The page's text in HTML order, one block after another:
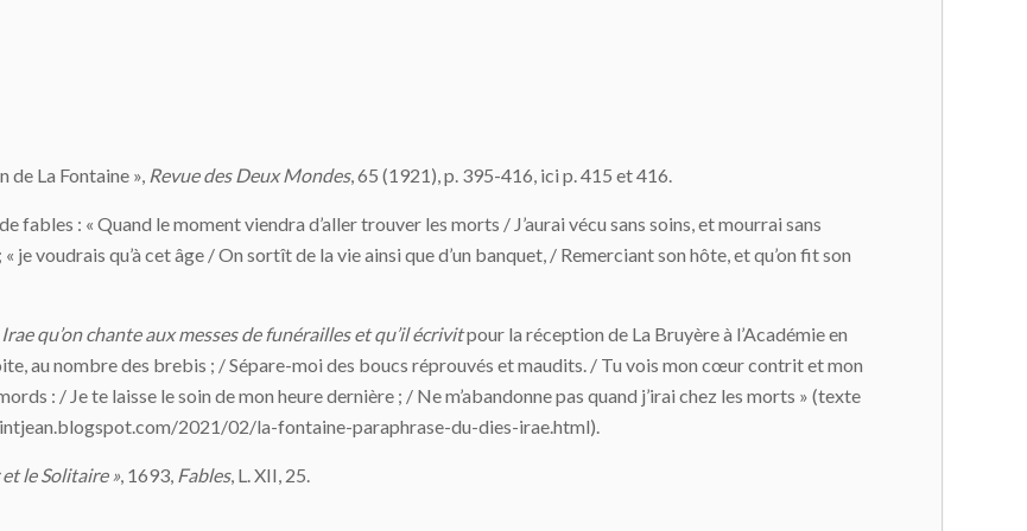
de La Fontaine », Revue des Deux Mondes, 65 (1921), p. 395-416, ici p. 415 et 416.
fables : « Quand le moment viendra d’aller trouver les morts / J’aurai vécu sans soins, et mourrai sans
« je voudrais qu’à cet âge / On sortît de la vie ainsi que d’un banquet, / Remerciant son hôte, et qu’on fit son
qu’on chante aux messes de funérailles et qu’il écrivitpour la réception de La Bruyère à l’Académie en
au nombre des brebis ; / Sépare-moi des boucs réprouvés et maudits. / Tu vois mon cœur contrit et mon
: / Je te laisse le soin de mon heure dernière ; / Ne m’abandonne pas quand j’irai chez les morts » (texte
2021/02/la-fontaine-paraphrase-du-dies-irae.html).
le Solitaire », 1693, Fables, L. XII, 25.